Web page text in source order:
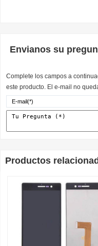
Envianos su
Complete los campos a
este producto. El e-mail no
Productos